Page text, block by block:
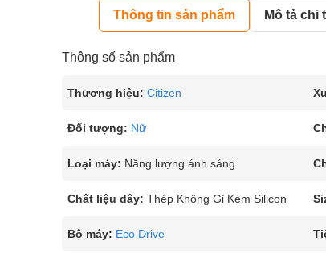
Thông tin sản phẩm Mô tả chi
Thông số sản phẩm
Thương hiệu: Citizen
Đối tượng: Nữ
Loại máy: Năng lượng ánh sáng
Chất liệu dây: Thép Không Gỉ Kèm Silicon
Bộ máy: Eco Drive